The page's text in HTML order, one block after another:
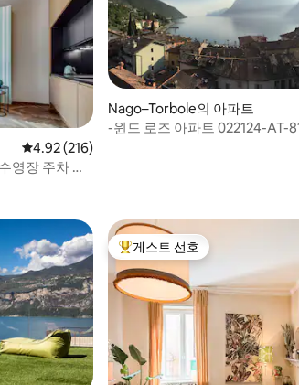
평점 4.92점(5점 만점), 후기 216개
4.92 (216)
영장 주차 바
Nago–Torbole의 아파트
-윈드 로즈 아파트
상위 게스트 선호
게스트 선호